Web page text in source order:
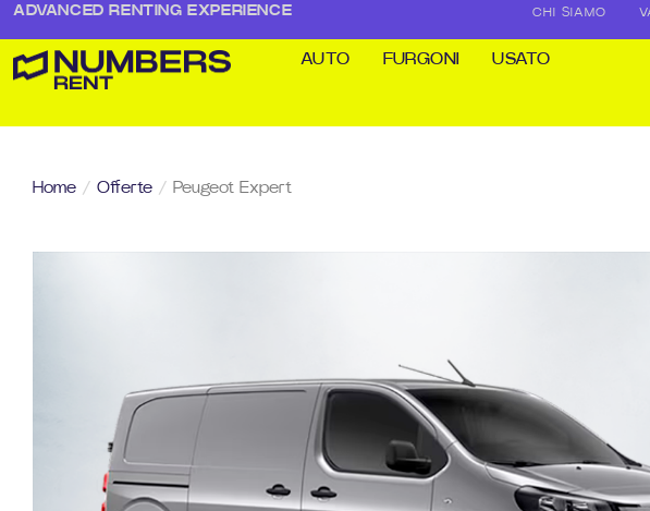
ADVANCED RENTING EXPERIENCE CHI SIAMO
AUTO FURGONI USATO
Home / Offerte / Peugeot Expert